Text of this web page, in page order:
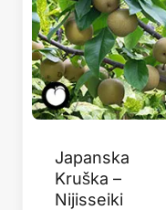
Japanska
Kruška –
Nijisseiki